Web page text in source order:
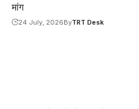
मांग
24 July, 2026ByTRT Desk